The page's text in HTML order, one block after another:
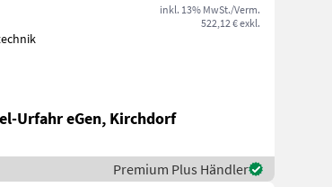
inkl. 13% MwSt./Verm.
522,12 € exkl.
Urfahr eGen, Kirchdorf
Premium Plus Händler